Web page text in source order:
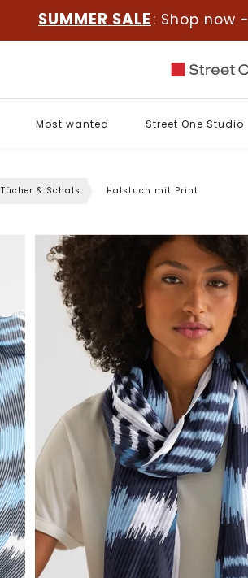
SUMMER SALE : Shop now -
Most wanted Street One Studio
Tücher & Schals Halstuch mit Print